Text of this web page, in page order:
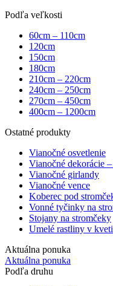
Podľa veľkosti
60cm – 110cm
120cm
150cm
180cm
210cm – 220cm
240cm – 250cm
270cm – 450cm
400cm – 1200cm
Ostatné produkty
Vianočné osvetlenie
Vianočné dekorácie
Vianočné girlandy
Vianočné vence
Koberec pod
Vonné tyčinky na
Stojany na stromčeky
Umelé rastliny v
Aktuálna ponuka
Aktuálna ponuka
Podľa druhu